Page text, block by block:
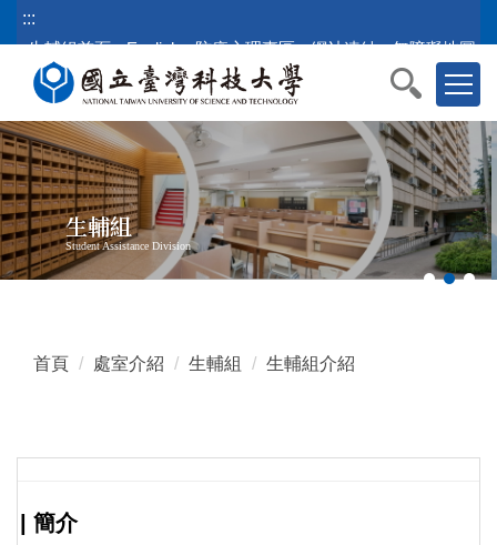
跳
到
內
容
區
塊
:::
生輔組首頁
English 防疫心理專區 網站連結 無障礙地圖
生輔組
Student Assistance Division
首頁 處室介紹 生輔組 生輔組介紹
| 簡介